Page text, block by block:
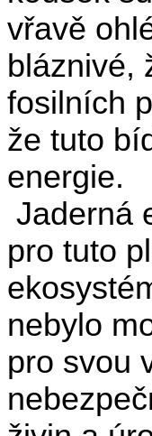
vřavě
bláznivé,
fosilních
že tuto
energie.
Jaderná
pro tuto
nebylo
pro svou